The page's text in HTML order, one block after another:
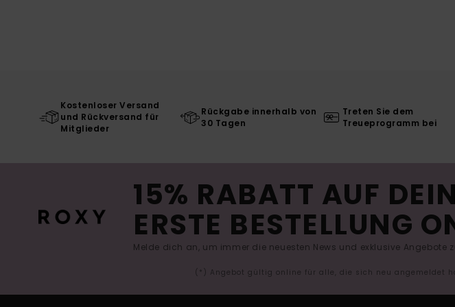
Kostenloser Versand
und Rückversand für
Mitglieder
Rückgabe innerhalb von
30 Tagen
Treten Sie dem
Treueprogramm bei
15% RABATT AUF
ERSTE BESTELLUNG
Melde dich an, um immer die neuesten News und exklusive Angebote
(*) Angebot gültig online für alle, die sich neu angemeldet